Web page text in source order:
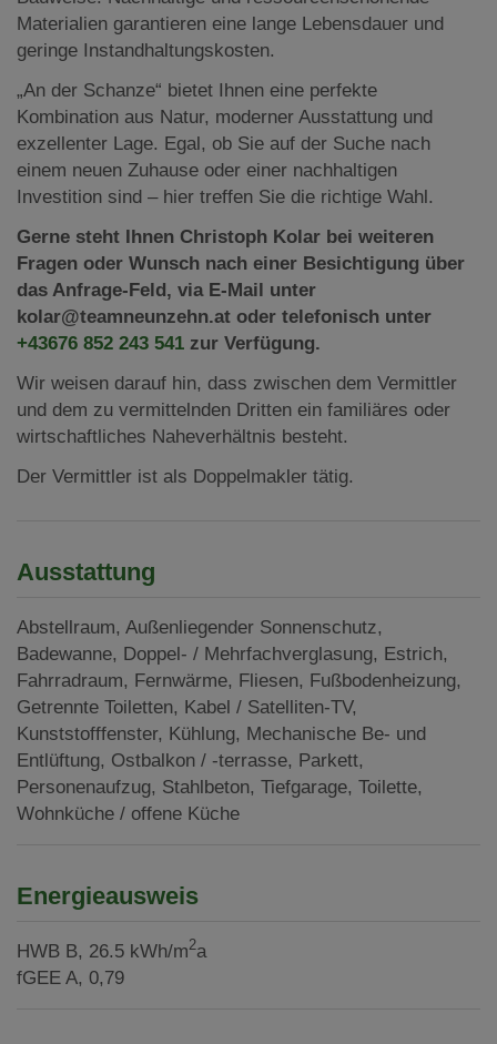
Materialien garantieren eine lange Lebensdauer und
geringe Instandhaltungskosten.
„An der Schanze“ bietet Ihnen eine perfekte
Kombination aus Natur, moderner Ausstattung und
exzellenter Lage. Egal, ob Sie auf der Suche nach
einem neuen Zuhause oder einer nachhaltigen
Investition sind – hier treffen Sie die richtige Wahl.
Gerne steht Ihnen Christoph Kolar bei weiteren
Fragen oder Wunsch nach einer Besichtigung über
das Anfrage-Feld, via E-Mail unter
kolar@teamneunzehn.at oder telefonisch unter
+43676 852 243 541 zur Verfügung.
Wir weisen darauf hin, dass zwischen dem Vermittler
und dem zu vermittelnden Dritten ein familiäres oder
wirtschaftliches Naheverhältnis besteht.
Der Vermittler ist als Doppelmakler tätig.
Ausstattung
Abstellraum Außenliegender Sonnenschutz
Badewanne Doppel- / Mehrfachverglasung Estrich
Fahrradraum
Fernwärme Fliesen Fußbodenheizung
Getrennte Toiletten Kabel / Satelliten-TV
Kunststofffenster Kühlung Mechanische Be- und
Entlüftung Ostbalkon / -terrasse Parkett
Personenaufzug Stahlbeton Tiefgarage Toilette
Wohnküche / offene Küche
Energieausweis
HWB B, 26.5 kWh/m2a
fGEE A, 0,79